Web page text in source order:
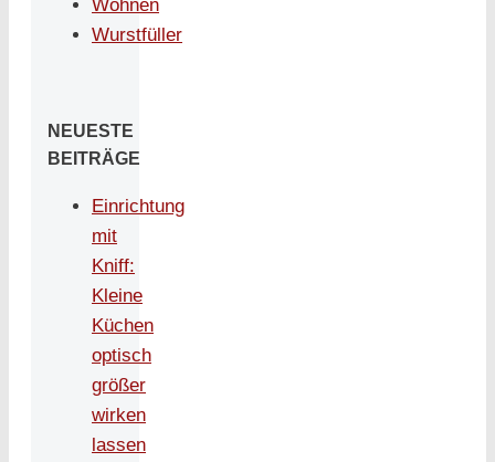
Wohnen
Wurstfüller
NEUESTE
BEITRÄGE
Einrichtung
mit
Kniff:
Kleine
Küchen
optisch
größer
wirken
lassen